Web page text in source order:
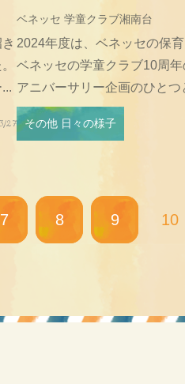
27
ベネッセ 学童クラブ湘南台
2024年度は、ベネッセの保育
ベネッセの学童クラブ10周年
アニバーサリー企画のひとつ
その他 日々の様子
7 8 9 10